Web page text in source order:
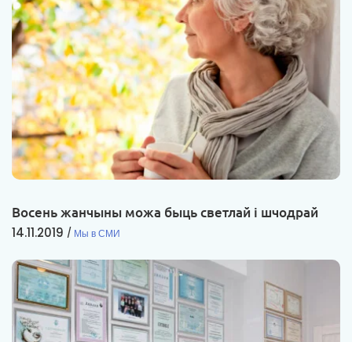
Восень жанчыны можа быць светлай і шчодрай
14.11.2019 Мы в СМИ